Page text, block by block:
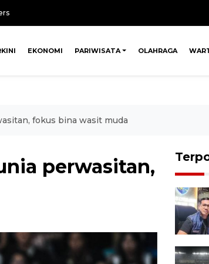
EKONOMI PARIWISATA OLAHRAGA
fokus bina wasit muda
perwasitan,